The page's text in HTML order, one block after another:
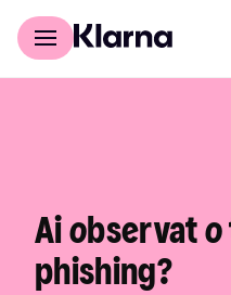
Pentru cumpărători
Ai observat
phishing?